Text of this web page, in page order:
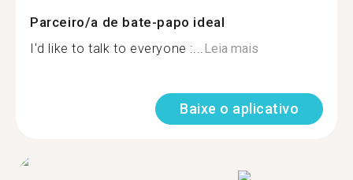
Parceiro/a de bate-papo ideal
I'd like to talk to everyone :...Leia mais
Baixe o aplicativo